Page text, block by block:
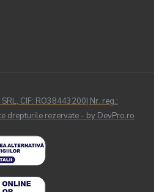
CIF: RO38443200| Nr. reg.:
drepturile rezervate - by DevPro.ro